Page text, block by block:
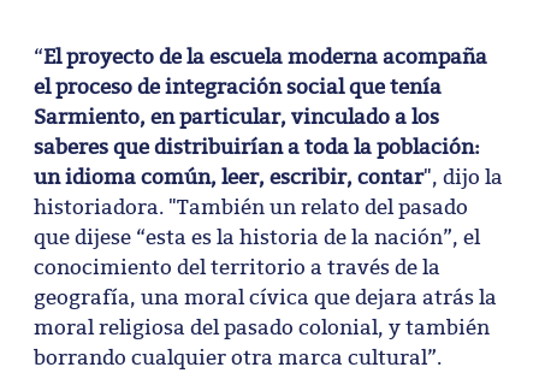
“El proyecto de la escuela moderna acompaña
el proceso de integración social que tenía
Sarmiento, en particular, vinculado a los
saberes que distribuirían a toda la población:
un idioma común, leer, escribir, contar", dijo la
historiadora. "También un relato del pasado
que dijese “esta es la historia de la nación”, el
conocimiento del territorio a través de la
geografía, una moral cívica que dejara atrás la
moral religiosa del pasado colonial, y también
borrando cualquier otra marca cultural”.